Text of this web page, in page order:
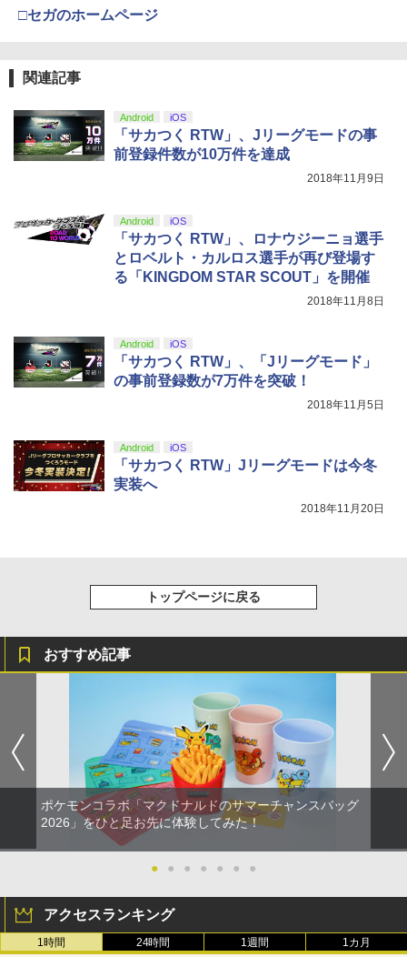
り来たる！スタジオ描き下ろしイラスト
ボード付) [Blu-ray]
4
劇場版「鬼滅の刃」無限城編 第一章 猗
窩座再来 完全生産限定版 [Blu-ray]
『映画 ラブライブ！蓮ノ空女学院スクー
ルアイドルクラブ Bloom Garden Part
y』Blu-ray（特装限定版）
□セガのホームページ
関連記事
Android iOS
「サカつく RTW」、Jリーグモードの事
前登録件数が10万件を達成
2018年11月9日
Android iOS
「サカつく RTW」、ロナウジーニョ選手
とロベルト・カルロス選手が再び登場す
る「KINGDOM STAR SCOUT」を開催
2018年11月8日
Android iOS
「サカつく RTW」、「Jリーグモード」
の事前登録数が7万件を突破！
2018年11月5日
Android iOS
「サカつく RTW」Jリーグモードは今冬
実装へ
2018年11月20日
トップページに戻る
おすすめ記事
ポケモンコラボ「マクドナルドのサマーチャンスバッグ
2026」をひと足お先に体験してみた！
● ● ● ● ● ● ●
アクセスランキング
1時間 24時間 1週間 1カ月